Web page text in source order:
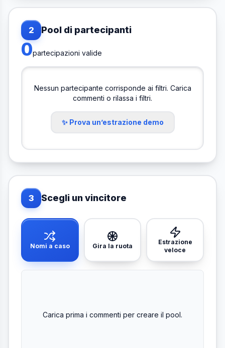
2 Pool di partecipanti
0partecipazioni valide
Nessun partecipante corrisponde ai filtri. Carica
commenti o rilassa i filtri.
✨ Prova un’estrazione demo
3 Scegli un vincitore
Nomi a caso Gira la ruota
Estrazione
veloce
Carica prima i commenti per creare il pool.